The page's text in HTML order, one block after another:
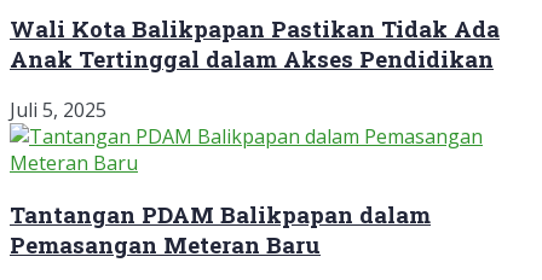
Wali Kota Balikpapan Pastikan Tidak Ada
Anak Tertinggal dalam Akses Pendidikan
Juli 5, 2025
Tantangan PDAM Balikpapan dalam
Pemasangan Meteran Baru